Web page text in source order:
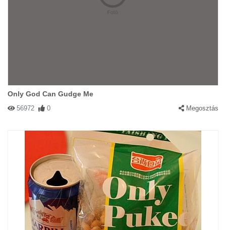
Only God Can Gudge Me
56972 0 Megosztás